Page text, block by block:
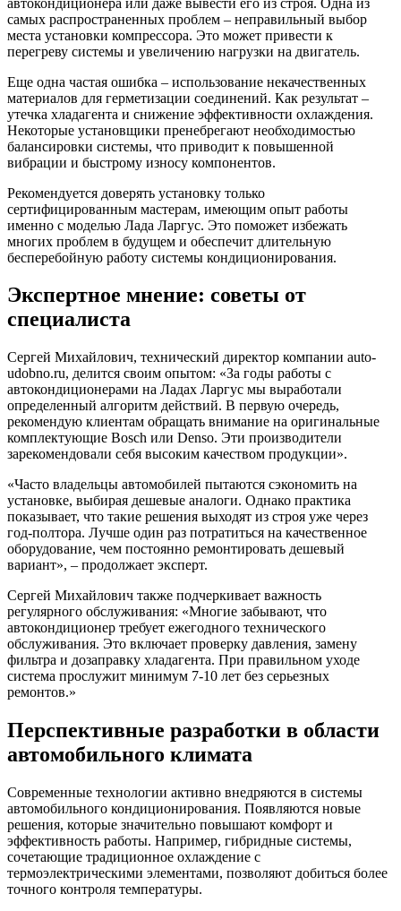
самых распространенных проблем – неправильный выбор
места установки компрессора. Это может привести к
перегреву системы и увеличению нагрузки на двигатель.
Еще одна частая ошибка – использование некачественных
материалов для герметизации соединений. Как результат –
утечка хладагента и снижение эффективности охлаждения.
Некоторые установщики пренебрегают необходимостью
балансировки системы, что приводит к повышенной
вибрации и быстрому износу компонентов.
Рекомендуется доверять установку только
сертифицированным мастерам, имеющим опыт работы
именно с моделью Лада Ларгус. Это поможет избежать
многих проблем в будущем и обеспечит длительную
бесперебойную работу системы кондиционирования.
Экспертное мнение: советы от
специалиста
Сергей Михайлович, технический директор компании auto-
udobno.ru, делится своим опытом: «За годы работы с
автокондиционерами на Ладах Ларгус мы выработали
определенный алгоритм действий. В первую очередь,
рекомендую клиентам обращать внимание на оригинальные
комплектующие Bosch или Denso. Эти производители
зарекомендовали себя высоким качеством продукции».
«Часто владельцы автомобилей пытаются сэкономить на
установке, выбирая дешевые аналоги. Однако практика
показывает, что такие решения выходят из строя уже через
год-полтора. Лучше один раз потратиться на качественное
оборудование, чем постоянно ремонтировать дешевый
вариант», – продолжает эксперт.
Сергей Михайлович также подчеркивает важность
регулярного обслуживания: «Многие забывают, что
автокондиционер требует ежегодного технического
обслуживания. Это включает проверку давления, замену
фильтра и дозаправку хладагента. При правильном уходе
система прослужит минимум 7-10 лет без серьезных
ремонтов.»
Перспективные разработки в области
автомобильного климата
Современные технологии активно внедряются в системы
автомобильного кондиционирования. Появляются новые
решения, которые значительно повышают комфорт и
эффективность работы. Например, гибридные системы,
сочетающие традиционное охлаждение с
термоэлектрическими элементами, позволяют добиться более
точного контроля температуры.